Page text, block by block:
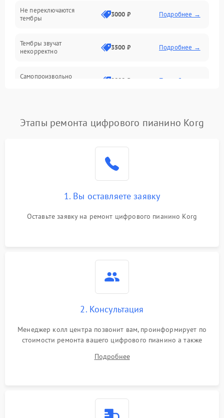
Аудио
Оптика
Не переключаются
тембры
3000 ₽ Подробнее →
Тембры звучат
некорректно
3500 ₽ Подробнее →
Самопроизвольно
2800 ₽ Подробнее →
Этапы ремонта цифрового пианино Korg
1. Вы оставляете заявку
Оставьте заявку на ремонт цифрового пианино Korg
2. Консультация
Менеджер колл центра позвонит вам, проинформирует по
стоимости ремонта вашего цифрового пианино а также
Подробнее